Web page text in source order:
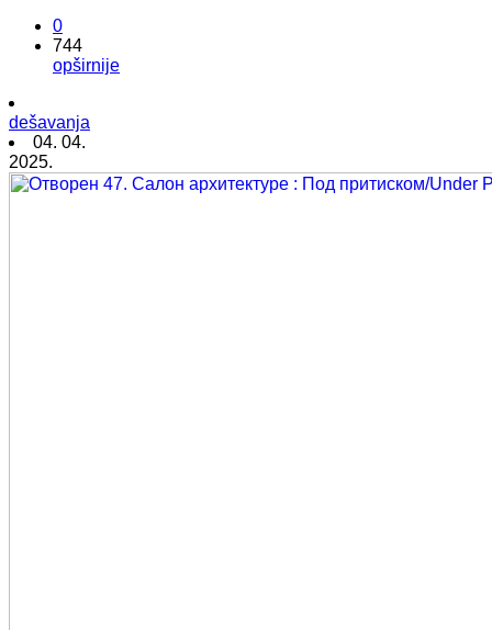
0
744
opširnije
dešavanja
04. 04.
2025.